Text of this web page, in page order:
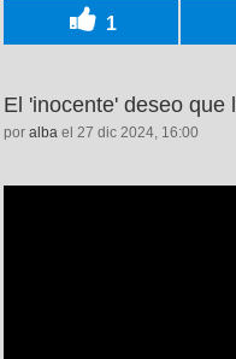
1
El 'inocente' deseo que
por alba el 27 dic 2024, 16:00